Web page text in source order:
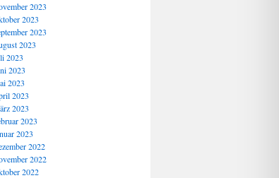
2023
2023
2023
2023
2023
2023
2023
2023
2023
2023
2023
2022
2022
2022